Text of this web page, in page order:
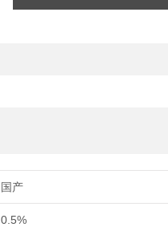
国产
0.5%